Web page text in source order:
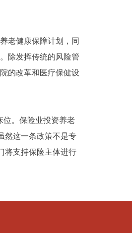
老健康保障计划，同
除发挥传统的风险管
的改革和医疗保健设
。保险业投资养老
然这一条政策不是专
将支持保险主体进行